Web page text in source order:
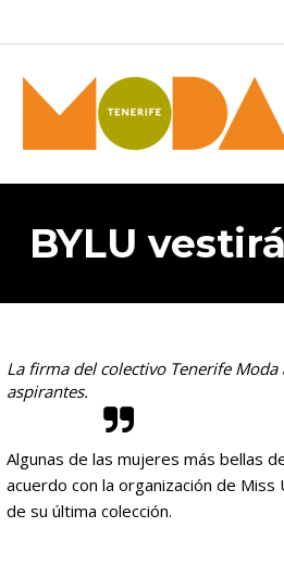
BYLU
La firma del colectivo Tenerife
aspirantes.
Algunas de las mujeres más bellas
acuerdo con la organización de
de su última colección.